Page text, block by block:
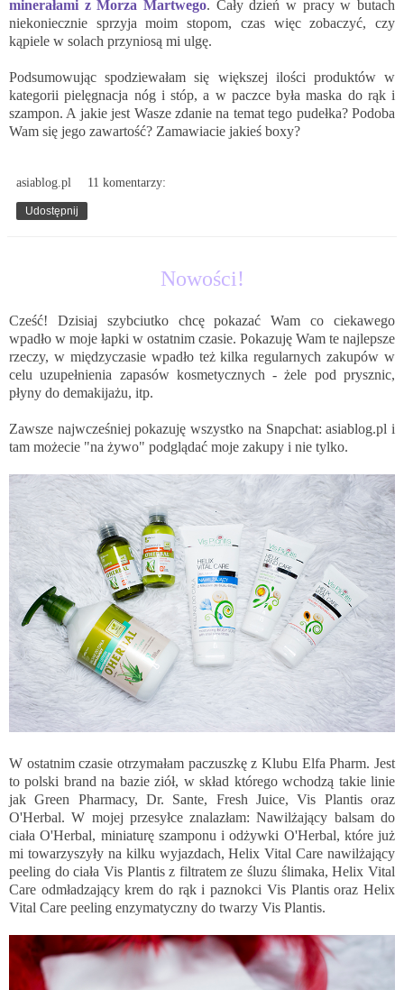
minerałami z Morza Martwego. Cały dzień w pracy w butach
niekoniecznie sprzyja moim stopom, czas więc zobaczyć, czy
kąpiele w solach przyniosą mi ulgę.
Podsumowując spodziewałam się większej ilości produktów w
kategorii pielęgnacja nóg i stóp, a w paczce była maska do rąk i
szampon. A jakie jest Wasze zdanie na temat tego pudełka? Podoba
Wam się jego zawartość? Zamawiacie jakieś boxy?
asiablog.pl 11 komentarzy:
Udostępnij
Nowości!
Cześć! Dzisiaj szybciutko chcę pokazać Wam co ciekawego
wpadło w moje łapki w ostatnim czasie. Pokazuję Wam te najlepsze
rzeczy, w międzyczasie wpadło też kilka regularnych zakupów w
celu uzupełnienia zapasów kosmetycznych - żele pod prysznic,
płyny do demakijażu, itp.
Zawsze najwcześniej pokazuję wszystko na Snapchat: asiablog.pl i
tam możecie "na żywo" podglądać moje zakupy i nie tylko.
W ostatnim czasie otrzymałam paczuszkę z Klubu Elfa Pharm. Jest
to polski brand na bazie ziół, w skład którego wchodzą takie linie
jak Green Pharmacy, Dr. Sante, Fresh Juice, Vis Plantis oraz
O'Herbal. W mojej przesyłce znalazłam: Nawilżający balsam do
ciała O'Herbal, miniaturę szamponu i odżywki O'Herbal, które już
mi towarzyszyły na kilku wyjazdach, Helix Vital Care nawilżający
peeling do ciała Vis Plantis z filtratem ze śluzu ślimaka, Helix Vital
Care odmładzający krem do rąk i paznokci Vis Plantis oraz Helix
Vital Care peeling enzymatyczny do twarzy Vis Plantis.